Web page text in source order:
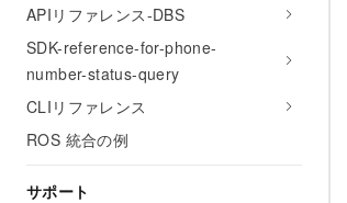
APIリファレンス-DBS
SDK-reference-for-phone-
number-status-query
CLIリファレンス
ROS 統合の例
サポート